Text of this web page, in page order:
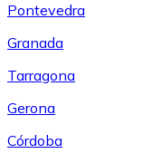
Pontevedra
Granada
Tarragona
Gerona
Córdoba